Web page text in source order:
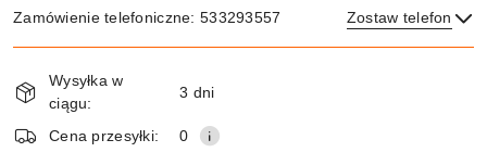
Zamówienie telefoniczne: 533293557 Zostaw telefon
i
dostawa
Wysyłka w
ciągu:
3 dni
Cena przesyłki: 0